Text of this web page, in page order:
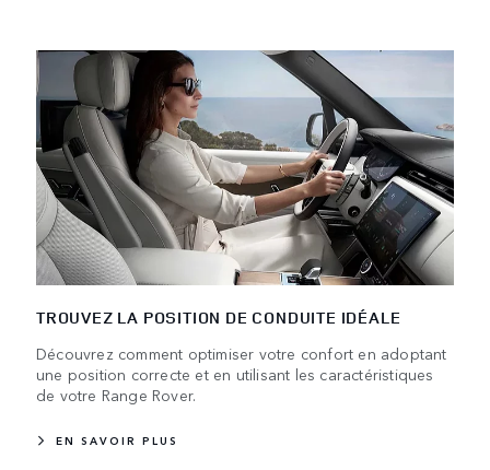
TROUVEZ LA POSITION DE CONDUITE IDÉALE
Découvrez comment optimiser votre confort en adoptant
une position correcte et en utilisant les caractéristiques
de votre Range Rover.
EN SAVOIR PLUS